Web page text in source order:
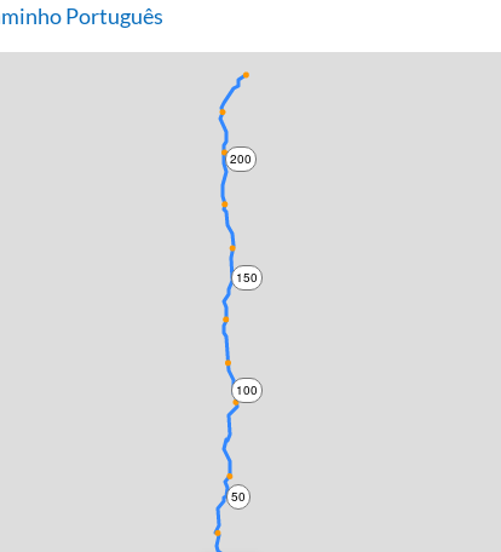
Português
50
100
150
200